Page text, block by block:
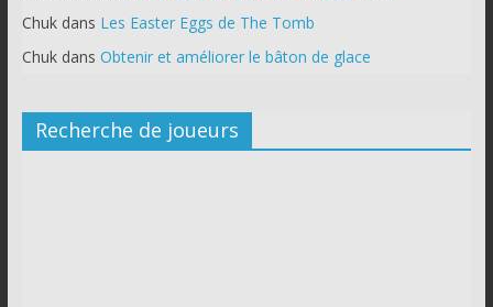
Chukdans Les Easter Eggs de The Tomb
Chukdans Obtenir et améliorer le bâton de glace
Recherche de joueurs